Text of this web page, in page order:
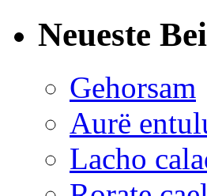
Neueste
Gehorsam
Aurë
Lacho